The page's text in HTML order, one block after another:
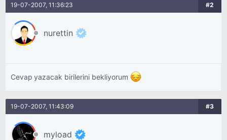
19-07-2007, 11:36:23 #2
nurettin
Cevap yazacak birilerini bekliyorum
19-07-2007, 11:43:09 #3
myload